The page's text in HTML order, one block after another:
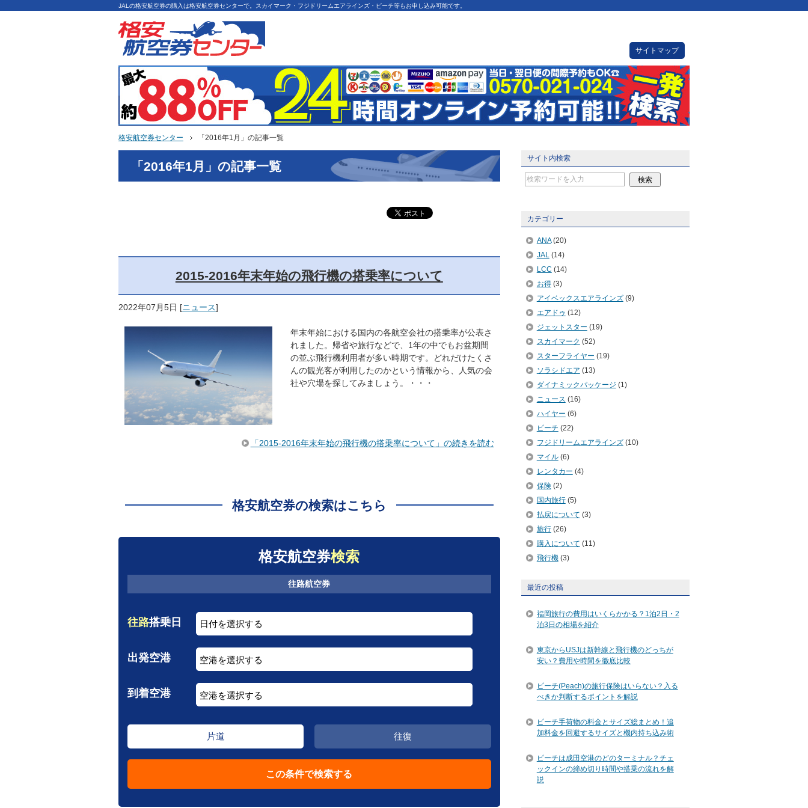
サイトマップ
格安航空券センター 「2016年1月」の記事一覧
「2016年1月」の記事一覧
2015-2016年末年始の飛行機の搭乗率について
2022年07月5日 [ニュース]
年末年始における国内の各航空会社の搭乗率が公表さ
れました。帰省や旅行などで、1年の中でもお盆期間
の並ぶ飛行機利用者が多い時期です。どれだけたくさ
んの観光客が利用したのかという情報から、人気の会
社や穴場を探してみましょう。・・・
「2015-2016年末年始の飛行機の搭乗率について」の続きを読む
格安航空券の検索はこちら
格安航空券検索
往路航空券
往路搭乗日
出発空港
到着空港
片道 往復
サイト内検索
カテゴリー
ANA(20)
JAL (14)
LCC (14)
お得(3)
アイベックスエアラインズ(9)
エアドゥ (12)
ジェットスター (19)
スカイマーク (52)
スターフライヤー (19)
ソラシドエア (13)
ダイナミックパッケージ (1)
ニュース (16)
ハイヤー (6)
ピーチ (22)
フジドリームエアラインズ(10)
マイル(6)
レンタカー (4)
保険(2)
国内旅行(5)
払戻について (3)
旅行(26)
購入について (11)
飛行機(3)
最近の投稿
福岡旅行の費用はいくらかかる？1泊2日・2
泊3日の相場を紹介
東京からUSJは新幹線と飛行機のどっちが
安い？費用や時間を徹底比較
ピーチ(Peach)の旅行保険はいらない？入る
べきか判断するポイントを解説
ピーチ手荷物の料金とサイズ総まとめ！追
加料金を回避するサイズと機内持ち込み術
ピーチは成田空港のどのターミナル？チェ
ックインの締め切り時間や搭乗の流れを解
説
JALの格安航空券の購入は格安航空券センターで。スカイマーク・フジドリームエアラインズ・ピーチ等もお申し込み可能です。